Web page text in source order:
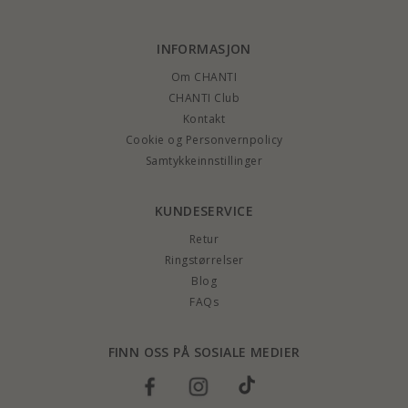
INFORMASJON
Om CHANTI
CHANTI Club
Kontakt
Cookie og Personvernpolicy
Samtykkeinnstillinger
KUNDESERVICE
Retur
Ringstørrelser
Blog
FAQs
FINN OSS PÅ SOSIALE MEDIER